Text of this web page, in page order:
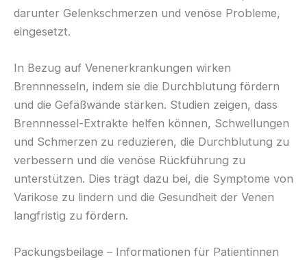
darunter Gelenkschmerzen und venöse Probleme,
eingesetzt.
In Bezug auf Venenerkrankungen wirken
Brennnesseln, indem sie die Durchblutung fördern
und die Gefäßwände stärken. Studien zeigen, dass
Brennnessel-Extrakte helfen können, Schwellungen
und Schmerzen zu reduzieren, die Durchblutung zu
verbessern und die venöse Rückführung zu
unterstützen. Dies trägt dazu bei, die Symptome von
Varikose zu lindern und die Gesundheit der Venen
langfristig zu fördern.
Packungsbeilage – Informationen für Patientinnen